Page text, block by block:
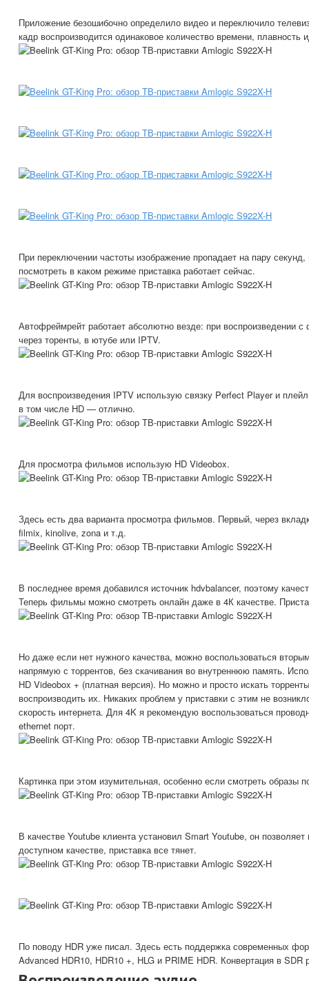
Приложение безошибочно определило видео и переключило
кадр воспроизводится одинаковое количество времени, плавность
При переключении частоты изображение пропадает на пару
посмотреть в каком режиме приставка работает сейчас.
Автофреймрейт работает абсолютно везде: при воспроизведении
через торенты, в ютубе или IPTV.
Для воспроизведения IPTV использую связку Perfect Player и
в том числе HD — отлично.
Для просмотра фильмов использую HD Videobox.
Здесь есть два варианта просмотра фильмов. Первый, через
filmix, kinolive, zona и т.д.
В последнее время добавился источник hdvbalancer, поэтому
Теперь фильмы можно смотреть онлайн даже в 4К качестве.
Но даже если нет нужного качества, можно воспользоваться
напрямую с торрентов, без скачивания во внутреннюю память.
HD Videobox + (платная версия). Но можно и просто искать
воспроизводить их. Никаких проблем у приставки с этим не
скорость интернета. Для 4K я рекомендую воспользоваться
ethernet порт.
Картинка при этом изумительная, особенно если смотреть образы
В качестве Youtube клиента установил Smart Youtube, он
доступном качестве, приставка все тянет.
По поводу HDR уже писал. Здесь есть поддержка современных
Advanced HDR10, HDR10 +, HLG и PRIME HDR. Конвертация в SDR